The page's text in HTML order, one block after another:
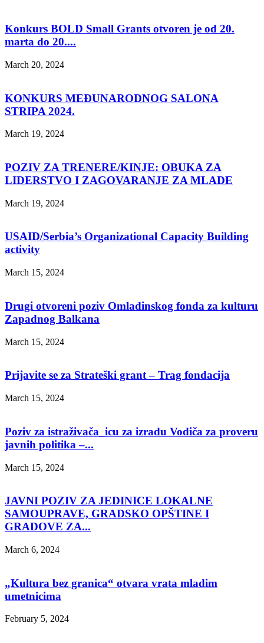
Konkurs BOLD Small Grants otvoren je od 20.
marta do 20....
March 20, 2024
KONKURS MEĐUNARODNOG SALONA
STRIPA 2024.
March 19, 2024
POZIV ZA TRENERE/KINJE: OBUKA ZA
LIDERSTVO I ZAGOVARANJE ZA MLADE
March 19, 2024
USAID/Serbia’s Organizational Capacity Building
activity
March 15, 2024
Drugi otvoreni poziv Omladinskog fonda za kulturu
Zapadnog Balkana
March 15, 2024
Prijavite se za Strateški grant – Trag fondacija
March 15, 2024
Poziv za istraživača_icu za izradu Vodiča za proveru
javnih politika –...
March 15, 2024
JAVNI POZIV ZA JEDINICE LOKALNE
SAMOUPRAVE, GRADSKO OPŠTINE I
GRADOVE ZA...
March 6, 2024
„Kultura bez granica“ otvara vrata mladim
umetnicima
February 5, 2024